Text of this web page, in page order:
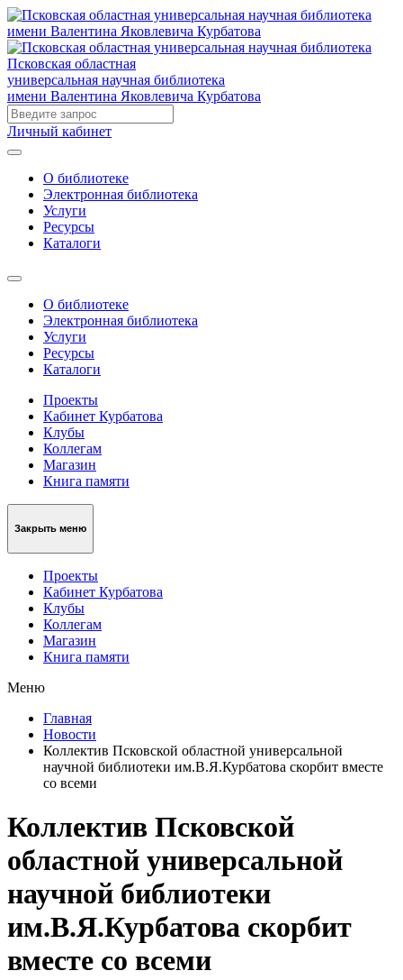
Псковская областная
универсальная научная библиотека
имени Валентина Яковлевича Курбатова
Личный кабинет
О библиотеке
Электронная библиотека
Услуги
Ресурсы
Каталоги
О библиотеке
Электронная библиотека
Услуги
Ресурсы
Каталоги
Проекты
Кабинет Курбатова
Клубы
Коллегам
Магазин
Книга памяти
Закрыть меню
Проекты
Кабинет Курбатова
Клубы
Коллегам
Магазин
Книга памяти
Меню
Главная
Новости
Коллектив Псковской областной универсальной
научной библиотеки им.В.Я.Курбатова скорбит вместе
со всеми
Коллектив Псковской
областной универсальной
научной библиотеки
им.В.Я.Курбатова скорбит
вместе со всеми